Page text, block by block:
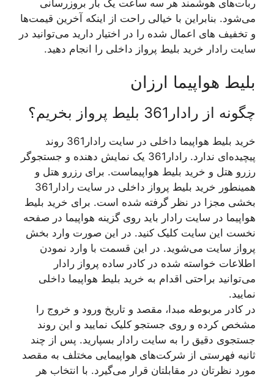
ربات‌های هوشمند هر سه ساعت یک بار بروزرسانی
می‌شود. بنابراین با خیالی راحت از اینکه آخرین قیمت‌ها
و تخفیف های اعمال شده را در اختیار دارید می‌توانید در
سایت رادار خرید بلیط پرواز داخلی را انجام دهید.
بلیط هواپیما ارزان
چگونه از رادار361 بلیط پرواز بخریم؟
خرید بلیط هواپیما داخلی در سایت رادار361 روند
پیچیده‌ای ندارد. رادار361 یک نمایش دهنده و جستجوگر
رزرو هتل و خرید بلیط هواپیماست. برای رزرو هتل و
همینطور خرید بلیط پرواز داخلی در سایت رادار361
بخشی مجزا در نظر گرفته شده است. برای خرید بلیط
هواپیما در سایت رادار باید روی گزینه هواپیما در صفحه
نخست این سایت کلیک کنید. در این صورت وارد بخش
پرواز سایت می‌شوید. در این قسمت با وارد نمودن
اطلاعات خواسته شده در کادر ساده پرواز رادار
می‌توانید براحتی اقدام به خرید بلیط هواپیما داخلی
نمایید.
در کادر مربوطه مبدا، مقصد و تاریخ ورود و خروج را
مشخص کرده و روی جستجو کلیک نمایید و این روند
جستجوی دقیق را به سایت رادار بسپارید. پس از چند
ثانیه فهرستی از شرکت‌های هواپیمایی مختلف به مقصد
مورد نظرتان در مقابلتان قرار می‌گیرد. با انتخاب هر